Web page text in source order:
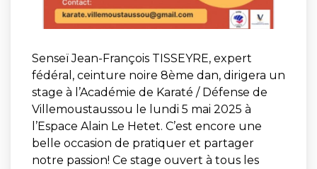
Senseï Jean-François TISSEYRE, expert
fédéral, ceinture noire 8ème dan, dirigera un
stage à l’Académie de Karaté / Défense de
Villemoustaussou le lundi 5 mai 2025 à
l’Espace Alain Le Hetet. C’est encore une
belle occasion de pratiquer et partager
notre passion! Ce stage ouvert à tous les